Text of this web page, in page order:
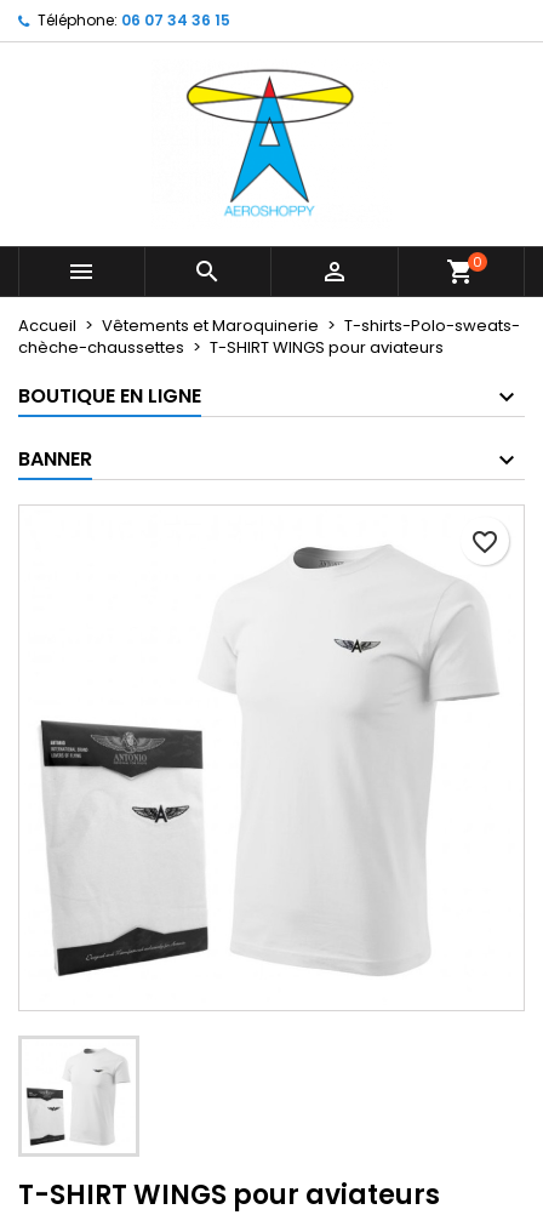
Téléphone: 06 07 34 36 15
   shopping_cart0
Accueil Vêtements et Maroquinerie
T-shirts-Polo-sweats-
chèche-chaussettes
T-SHIRT WINGS pour aviateurs
BOUTIQUE EN LIGNE
BANNER
T-SHIRT WINGS pour aviateurs
favorite_border
My wishlists ×
Create new list
Créer une liste d'envies ×
Nom de la liste d'envies
Connexion ×
Vous devez être connecté pour ajouter des produits
Annuler